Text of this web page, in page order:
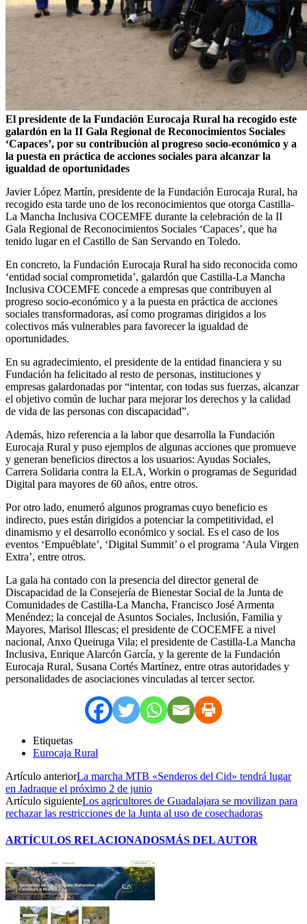
El presidente de la Fundación Eurocaja Rural ha recogido este
galardón en la II Gala Regional de Reconocimientos Sociales
‘Capaces’, por su contribución al progreso socio-económico y a
la puesta en práctica de acciones sociales para alcanzar la
igualdad de oportunidades
Javier López Martín, presidente de la Fundación Eurocaja Rural, ha
recogido esta tarde uno de los reconocimientos que otorga Castilla-
La Mancha Inclusiva COCEMFE durante la celebración de la II
Gala Regional de Reconocimientos Sociales ‘Capaces’, que ha
tenido lugar en el Castillo de San Servando en Toledo.
En concreto, la Fundación Eurocaja Rural ha sido reconocida como
‘entidad social comprometida’, galardón que Castilla-La Mancha
Inclusiva COCEMFE concede a empresas que contribuyen al
progreso socio-económico y a la puesta en práctica de acciones
sociales transformadoras, así como programas dirigidos a los
colectivos más vulnerables para favorecer la igualdad de
oportunidades.
En su agradecimiento, el presidente de la entidad financiera y su
Fundación ha felicitado al resto de personas, instituciones y
empresas galardonadas por “intentar, con todas sus fuerzas, alcanzar
el objetivo común de luchar para mejorar los derechos y la calidad
de vida de las personas con discapacidad”.
Además, hizo referencia a la labor que desarrolla la Fundación
Eurocaja Rural y puso ejemplos de algunas acciones que promueve
y generan beneficios directos a los usuarios: Ayudas Sociales,
Carrera Solidaria contra la ELA, Workin o programas de Seguridad
Digital para mayores de 60 años, entre otros.
Por otro lado, enumeró algunos programas cuyo beneficio es
indirecto, pues están dirigidos a potenciar la competitividad, el
dinamismo y el desarrollo económico y social. Es el caso de los
eventos ‘Empuéblate’, ‘Digital Summit’ o el programa ‘Aula Virgen
Extra’, entre otros.
La gala ha contado con la presencia del director general de
Discapacidad de la Consejería de Bienestar Social de la Junta de
Comunidades de Castilla-La Mancha, Francisco José Armenta
Menéndez; la concejal de Asuntos Sociales, Inclusión, Familia y
Mayores, Marisol Illescas; el presidente de COCEMFE a nivel
nacional, Anxo Queiruga Vila; el presidente de Castilla-La Mancha
Inclusiva, Enrique Alarcón García, y la gerente de la Fundación
Eurocaja Rural, Susana Cortés Martínez, entre otras autoridades y
personalidades de asociaciones vinculadas al tercer sector.
Etiquetas
Eurocaja Rural
Artículo anteriorLa marcha MTB «Senderos del Cid» tendrá lugar
en Jadraque el próximo 2 de junio
Artículo siguienteLos agricultores de Guadalajara se movilizan para
rechazar las restricciones de la Junta al uso de cosechadoras
ARTÍCULOS RELACIONADOSMÁS DEL AUTOR